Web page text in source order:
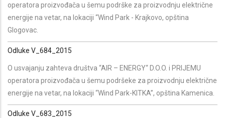
operatora proizvođača u šemu podrške za proizvodnju električne
energije na vetar, na lokaciji “Wind Park - Krajkovo, opština
Glogovac.
Odluke V_684_2015
O usvajanju zahteva društva “AIR – ENERGY“ D.O.O. i PRIJEMU
operatora proizvođača u šemu podršeke za proizvodnju električne
energije na vetar, na lokaciji “Wind Park-KITKA”, opština Kamenica.
Odluke V_683_2015